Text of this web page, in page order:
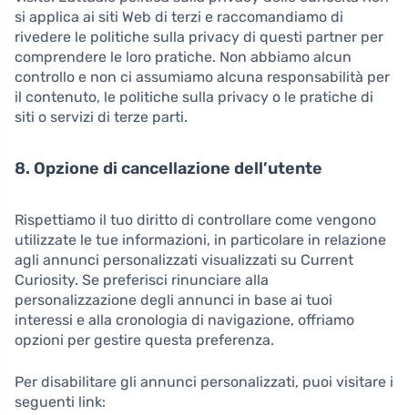
si applica ai siti Web di terzi e raccomandiamo di
rivedere le politiche sulla privacy di questi partner per
comprendere le loro pratiche. Non abbiamo alcun
controllo e non ci assumiamo alcuna responsabilità per
il contenuto, le politiche sulla privacy o le pratiche di
siti o servizi di terze parti.
8. Opzione di cancellazione dell’utente
Rispettiamo il tuo diritto di controllare come vengono
utilizzate le tue informazioni, in particolare in relazione
agli annunci personalizzati visualizzati su Current
Curiosity. Se preferisci rinunciare alla
personalizzazione degli annunci in base ai tuoi
interessi e alla cronologia di navigazione, offriamo
opzioni per gestire questa preferenza.
Per disabilitare gli annunci personalizzati, puoi visitare i
seguenti link: